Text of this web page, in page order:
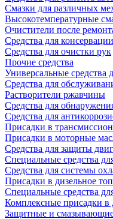
Смазки для различных
Высокотемпературные
Очистители после
Средства для консервации
Средства для очистки рук
Прочие средства
Универсальные средства
Средства для
Растворители ржавчины
Средства для
Средства для
Присадки в
Присадки в моторные
Средства для защиты
Специальныe средства
Средства для системы
Присадки в дизельное
Спeциальные средства
Комплексные присадки в
Защитные и